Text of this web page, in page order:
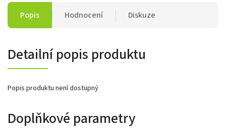
Popis Hodnocení Diskuze
Detailní popis produktu
Popis produktu není dostupný
Doplňkové parametry